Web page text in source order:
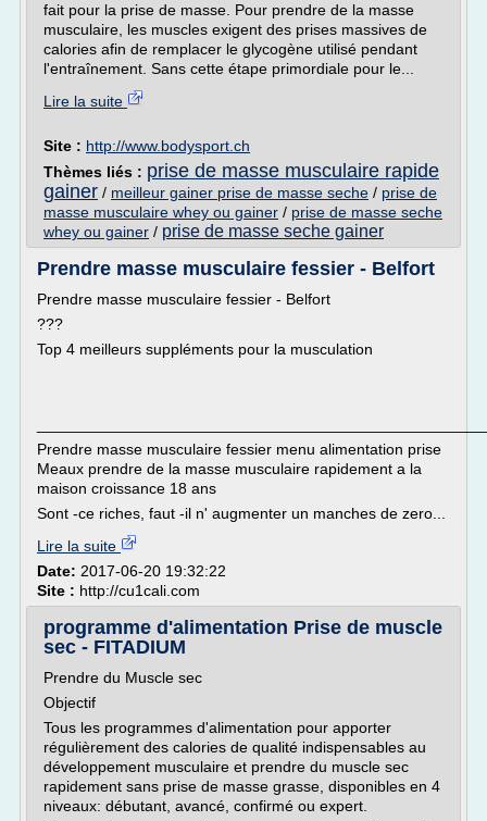
fait pour la prise de masse. Pour prendre de la masse
musculaire, les muscles exigent des prises massives de
calories afin de remplacer le glycogène utilisé pendant
l'entraînement. Sans cette étape primordiale pour le...
Lire la suite
Site : http://www.bodysport.ch
Thèmes liés : prise de masse musculaire rapide
gainer / meilleur gainer prise de masse seche / prise de
masse musculaire whey ou gainer / prise de masse seche
whey ou gainer / prise de masse seche gainer
Prendre masse musculaire fessier - Belfort
Prendre masse musculaire fessier - Belfort
???
Top 4 meilleurs suppléments pour la musculation
Prendre masse musculaire fessier menu alimentation prise
Meaux prendre de la masse musculaire rapidement a la
maison croissance 18 ans
Sont -ce riches, faut -il n' augmenter un manches de zero...
Lire la suite
Date: 2017-06-20 19:32:22
Site : http://cu1cali.com
programme d'alimentation Prise de muscle
sec - FITADIUM
Prendre du Muscle sec
Objectif
Tous les programmes d'alimentation pour apporter
régulièrement des calories de qualité indispensables au
développement musculaire et prendre du muscle sec
rapidement sans prise de masse grasse, disponibles en 4
niveaux: débutant, avancé, confirmé ou expert.